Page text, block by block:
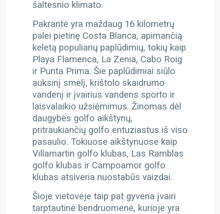
šaltesnio klimato.
Pakrantė yra maždaug 16 kilometrų
palei pietinę Costa Blanca, apimančią
keletą populiarių paplūdimių, tokių kaip
Playa Flamenca, La Zenia, Cabo Roig
ir Punta Prima. Šie paplūdimiai siūlo
auksinį smėlį, krištolo skaidrumo
vandenį ir įvairius vandens sporto ir
laisvalaikio užsiėmimus. Žinomas dėl
daugybės golfo aikštynų,
pritraukiančių golfo entuziastus iš viso
pasaulio. Tokiuose aikštynuose kaip
Villamartin golfo klubas, Las Ramblas
golfo klubas ir Campoamor golfo
klubas atsiveria nuostabūs vaizdai.
Šioje vietovėje taip pat gyvena įvairi
tarptautinė bendruomenė, kurioje yra